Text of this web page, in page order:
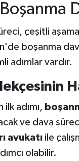
çeşitli
boşanma
adımlar vardır.
ilk adımı,
ve dava
avukatıile
olabilir.